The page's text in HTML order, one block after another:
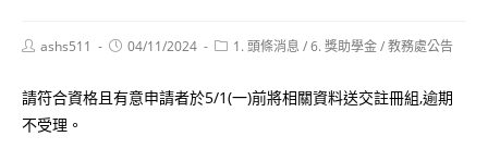
Postashs511
Post04/11/2024
Post1. 頭條消息 /6. 獎助學金/教務處公告
請符合資格且有意申請者於5/1(一)前將相關資料送交註冊組,逾期
不受理。